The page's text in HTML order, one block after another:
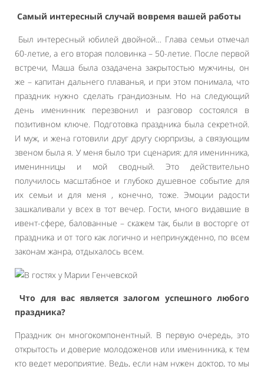
Самый интересный случай вовремя вашей работы
Был интересный юбилей двойной… Глава семьи отмечал
60-летие, а его вторая половинка – 50-летие. После первой
встречи, Маша была озадачена закрытостью мужчины, он
же – капитан дальнего плаванья, и при этом понимала, что
праздник нужно сделать грандиозным. Но на следующий
день именинник перезвонил и разговор состоялся в
позитивном ключе. Подготовка праздника была секретной.
И муж, и жена готовили друг другу сюрпризы, а связующим
звеном была я. У меня было три сценария: для именинника,
именинницы и мой сводный. Это действительно
получилось масштабное и глубоко душевное событие для
их семьи и для меня , конечно, тоже. Эмоции радости
зашкаливали у всех в тот вечер. Гости, много видавшие в
ивент-сфере, балованные – скажем так, были в восторге от
праздника и от того как логично и непринужденно, по всем
законам жанра, отдыхалось всем.
Что для вас является залогом успешного любого
праздника?
Праздник он многокомпонентный. В первую очередь, это
открытость и доверие молодоженов или именинника, к тем
кто ведет мероприятие. Ведь, если нам нужен доктор, то мы